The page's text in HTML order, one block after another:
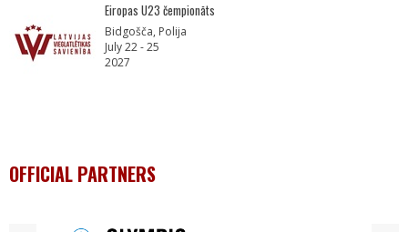
Eiropas U23 čempionāts
Bidgošča, Polija
July 22 - 25
2027
OFFICIAL PARTNERS